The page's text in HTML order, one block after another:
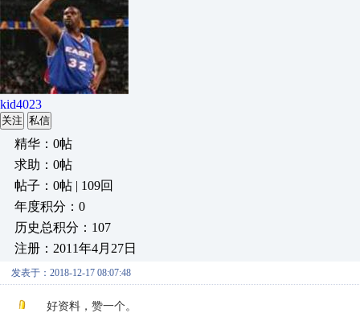
kid4023
关注 私信
精华：0帖
求助：0帖
帖子：0帖 | 109回
年度积分：0
历史总积分：107
注册：2011年4月27日
发表于：2018-12-17 08:07:48
好资料，赞一个。